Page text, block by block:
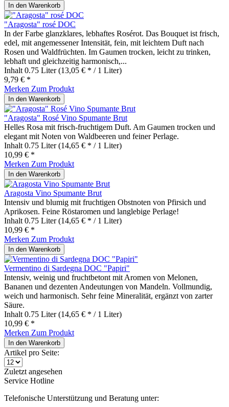
In den Warenkorb
"Aragosta" rosé DOC
In der Farbe glanzklares, lebhaftes Rosérot. Das Bouquet ist frisch,
edel, mit angemessener Intensität, fein, mit leichtem Duft nach
Rosen und Waldfrüchten. Im Gaumen trocken, leicht zu trinken,
lebhaft und gleichzeitig harmonisch,...
Inhalt 0.75 Liter(13,05 € * / 1 Liter)
9,79 € *
Merken Zum Produkt
In den Warenkorb
"Aragosta" Rosé Vino Spumante Brut
Helles Rosa mit frisch-fruchtigem Duft. Am Gaumen trocken und
elegant mit Noten von Waldbeeren und feiner Perlage.
Inhalt 0.75 Liter(14,65 € * / 1 Liter)
10,99 € *
Merken Zum Produkt
In den Warenkorb
Aragosta Vino Spumante Brut
Intensiv und blumig mit fruchtigen Obstnoten von Pfirsich und
Aprikosen. Feine Röstaromen und langlebige Perlage!
Inhalt 0.75 Liter(14,65 € * / 1 Liter)
10,99 € *
Merken Zum Produkt
In den Warenkorb
Vermentino di Sardegna DOC "Papiri"
Intensiv, weinig und fruchtbetont mit Aromen von Melonen,
Bananen und dezenten Andeutungen von Mandeln. Vollmundig,
weich und harmonisch. Sehr feine Mineralität, ergänzt von zarter
Säure.
Inhalt 0.75 Liter(14,65 € * / 1 Liter)
10,99 € *
Merken Zum Produkt
In den Warenkorb
Artikel pro Seite:
Zuletzt angesehen
Service Hotline
Telefonische Unterstützung und Beratung unter: